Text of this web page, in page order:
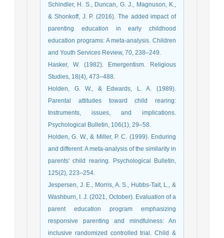
Schindler, H. S., Duncan, G. J., Magnuson, K.,
& Shonkoff, J. P. (2016). The added impact of
parenting education in early childhood
education programs: A meta-analysis. Children
and Youth Services Review, 70, 238–249.
Hasker, W. (1982). Emergentism. Religious
Studies, 18(4), 473–488.
Holden, G. W., & Edwards, L. A. (1989).
Parental attitudes toward child rearing:
Instruments, issues, and implications.
Psychological Bulletin, 106(1), 29–58.
Holden, G. W., & Miller, P. C. (1999). Enduring
and different: A meta-analysis of the similarity in
parents' child rearing. Psychological Bulletin,
125(2), 223–254.
Jespersen, J. E., Morris, A. S., Hubbs-Tait, L., &
Washburn, I. J. (2021, October). Evaluation of a
parent education program emphasizing
responsive parenting and mindfulness: An
inclusive randomized controlled trial. Child &